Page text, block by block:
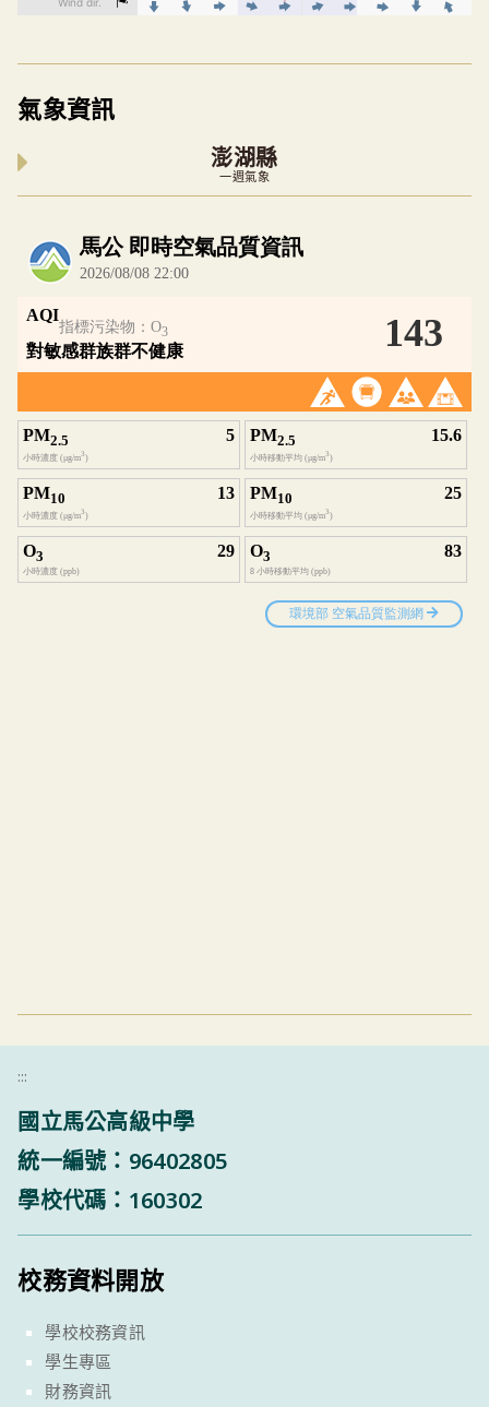
氣象資訊
澎湖縣
一週氣象
內嵌空氣品質小工具為視覺預覽，完整即時空
:::
國立馬公高級中學
統一編號：96402805
學校代碼：160302
校務資料開放
學校校務資訊
學生專區
財務資訊